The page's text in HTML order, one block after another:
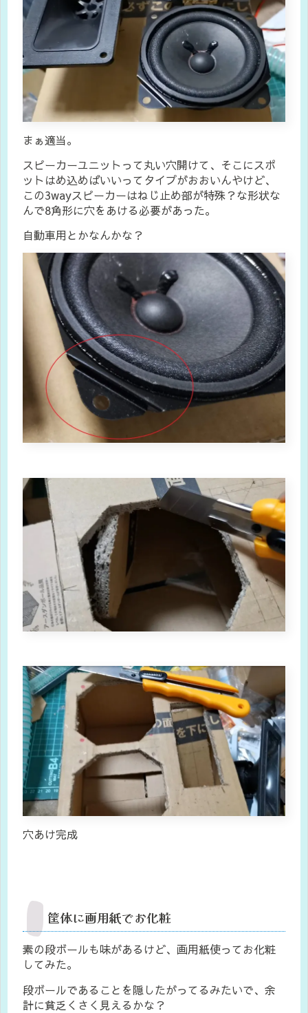
まぁ適当。
スピーカーユニットって丸い穴開けて、そこにスポ
ットはめ込めばいいってタイプがおおいんやけど、
この3wayスピーカーはねじ止め部が特殊？な形状な
んで8角形に穴をあける必要があった。
自動車用とかなんかな？
穴あけ完成
筐体に画用紙でお化粧
素の段ボールも味があるけど、画用紙使ってお化粧
してみた。
段ボールであることを隠したがってるみたいで、余
計に貧乏くさく見えるかな？